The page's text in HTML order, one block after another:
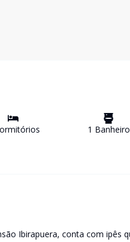
s 1 Banheiro
Ibirapuera, conta com ipês